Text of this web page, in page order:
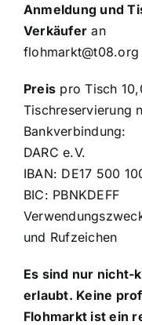
Anmeldung und
Verkäufer an
flohmarkt@t08.org
Preis pro Tisch
Tischreservierung
Bankverbindung:
DARC e.V.
IBAN: DE17 500
BIC: PBNKDEFF
und Rufzeichen
Es sind nur nicht-
erlaubt. Keine
Flohmarkt ist ein